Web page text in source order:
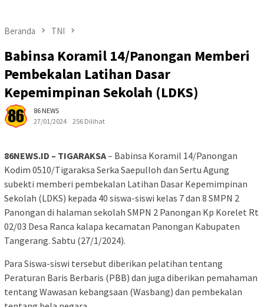
Beranda TNI
Babinsa Koramil 14/Panongan Memberi
Pembekalan Latihan Dasar
Kepemimpinan Sekolah (LDKS)
86 NEWS
27/01/2024
256 Dilihat
86NEWS.ID – TIGARAKSA– Babinsa Koramil 14/Panongan
Kodim 0510/Tigaraksa Serka Saepulloh dan Sertu Agung
subekti memberi pembekalan Latihan Dasar Kepemimpinan
Sekolah (LDKS) kepada 40 siswa-siswi kelas 7 dan 8 SMPN 2
Panongan di halaman sekolah SMPN 2 Panongan Kp Korelet Rt
02/03 Desa Ranca kalapa kecamatan Panongan Kabupaten
Tangerang. Sabtu (27/1/2024).
Para Siswa-siswi tersebut diberikan pelatihan tentang
Peraturan Baris Berbaris (PBB) dan juga diberikan pemahaman
tentang Wawasan kebangsaan (Wasbang) dan pembekalan